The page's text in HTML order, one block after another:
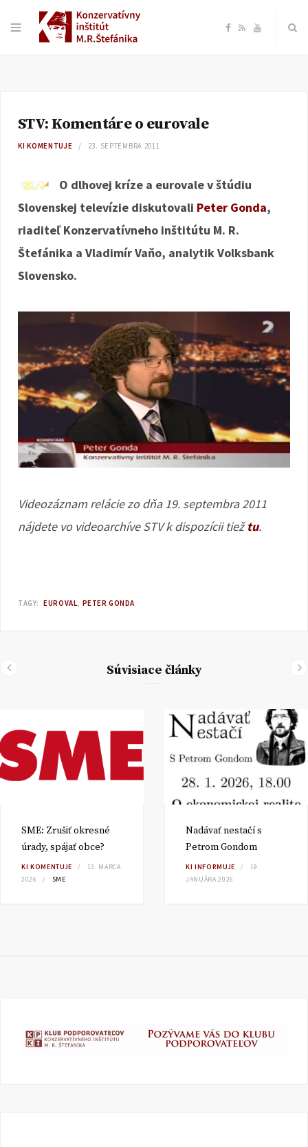
F
o
R Y
STV: Komentáre o eurovale
KI KOMENTUJE 23. SEPTEMBRA 2011
O dlhovej kríze a eurovale v štúdiu
Slovenskej televízie diskutovali Peter Gonda,
riaditeľ Konzervatívneho inštitútu M. R.
Štefánika a Vladimír Vaňo, analytik Volksbank
Slovensko.
Videozáznam relácie zo dňa 19. septembra 2011
nájdete vo videoarchíve STV k dispozícii tiežtu.
TAGY: EUROVAL PETER GONDA
Súvisiace články
SME: Zrušiť okresné
úrady, spájať obce?
KI KOMENTUJE
13. MARCA
2026
SME
Nadávať nestačí s
Petrom Gondom
KI INFORMUJE
19.
JANUÁRA 2026